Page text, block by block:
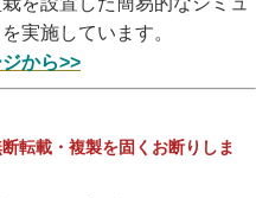
実施しています。
から>>
転載・複製を固くお断りしま